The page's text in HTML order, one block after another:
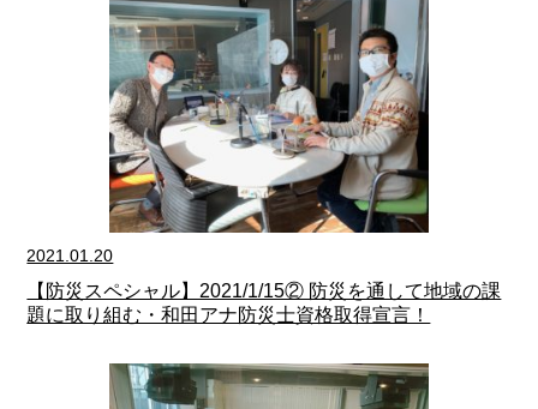
2021.01.20
【防災スペシャル】2021/1/15② 防災を通して地域の課
題に取り組む・和田アナ防災士資格取得宣言！